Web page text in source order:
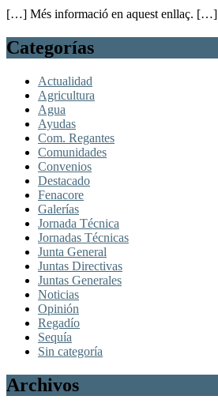
[…] Més informació en aquest enllaç. […]
Categorías
Actualidad
Agricultura
Agua
Ayudas
Com. Regantes
Comunidades
Convenios
Destacado
Fenacore
Galerías
Jornada Técnica
Jornadas Técnicas
Junta General
Juntas Directivas
Juntas Generales
Noticias
Opinión
Regadío
Sequía
Sin categoría
Archivos